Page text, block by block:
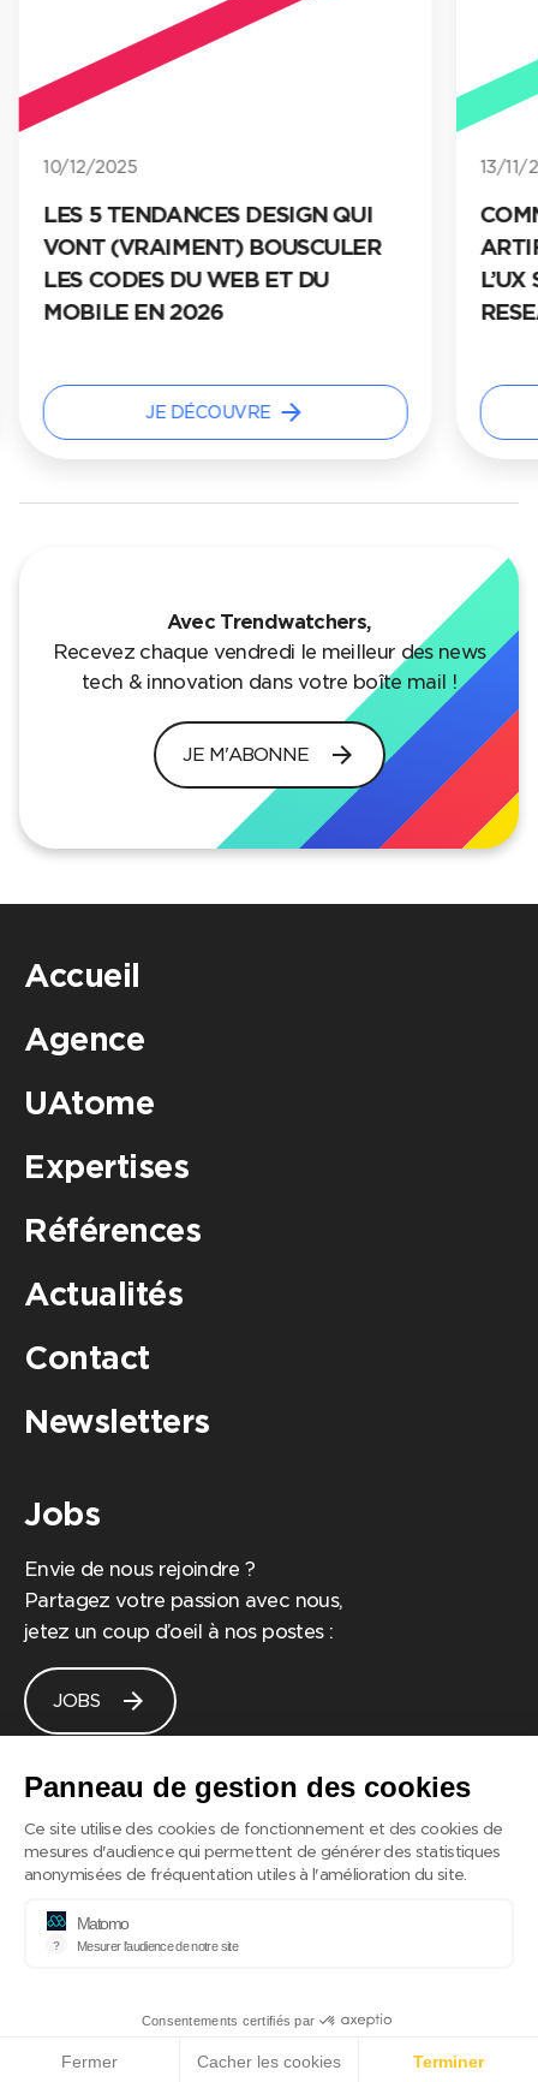
Panneau de gestion des cookies
Ce site utilise des cookies de fonctionnement et des cookies de
mesures d'audience qui permettent de générer des statistiques
anonymisées de fréquentation utiles à l'amélioration du site.
?
Matomo
Mesurer l'audience de notre site
Consentements certifiés par
Fermer Cacher les cookies Terminer
10/12/2025
LES 5 TENDANCES DESIGN QUI
VONT (VRAIMENT) BOUSCULER
LES CODES DU WEB ET DU
MOBILE EN 2026
JE DÉCOUVRE arrow_forward
13/11/
L’UX
Avec Trendwatchers,
Recevez chaque vendredi le meilleur des news
tech & innovation dans votre boîte mail !
JE M'ABONNE arrow_forward
Accueil
Agence
UAtome
Expertises
Références
Actualités
Contact
Newsletters
Jobs
Envie de nous rejoindre ?
Partagez votre passion avec nous,
jetez un coup d’oeil à nos postes :
JOBS arrow_forward
Mentions légales